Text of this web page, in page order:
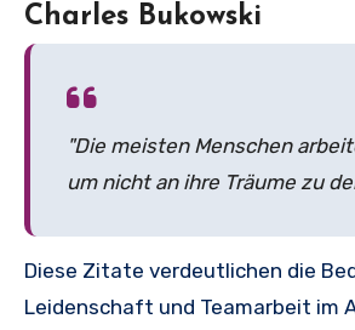
Charles Bukowski
"Die meisten Menschen
um nicht an ihre Träume zu
Diese Zitate verdeutlichen die
Leidenschaft und Teamarbeit im